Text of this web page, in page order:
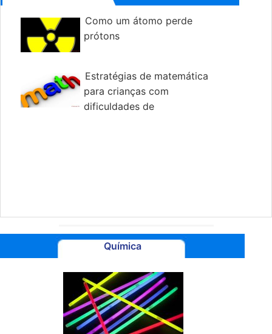
Como um átomo perde
prótons
Estratégias de matemática
para crianças com
dificuldades de
Química